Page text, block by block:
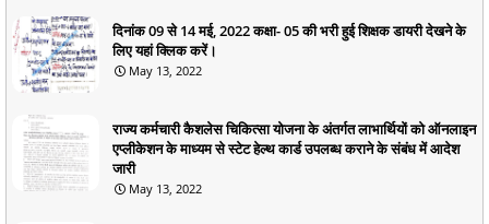
दिनांक 09 से 14 मई, 2022 कक्षा- 05 की भरी हुई शिक्षक डायरी देखने के
लिए यहां क्लिक करें।
May 13, 2022
राज्य कर्मचारी कैशलेस चिकित्सा योजना के अंतर्गत लाभार्थियों को ऑनलाइन
एप्लीकेशन के माध्यम से स्टेट हेल्थ कार्ड उपलब्ध कराने के संबंध में आदेश
जारी
May 13, 2022